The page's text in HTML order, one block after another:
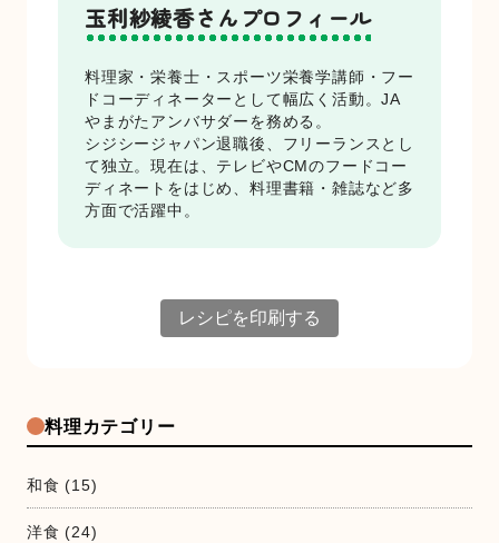
玉利紗綾香さんプロフィール
料理家・栄養士・スポーツ栄養学講師・フー
ドコーディネーターとして幅広く活動。JA
やまがたアンバサダーを務める。
シジシージャパン退職後、フリーランスとし
て独立。現在は、テレビやCMのフードコー
ディネートをはじめ、料理書籍・雑誌など多
方面で活躍中。
レシピを印刷する
料理カテゴリー
和食(15)
洋食(24)